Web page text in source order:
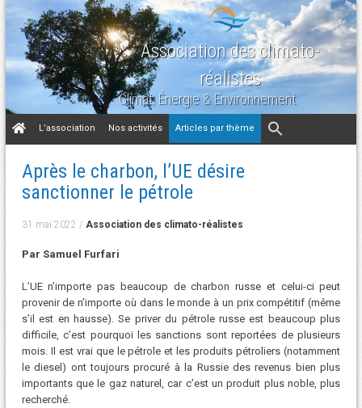
Association des climato-
réalistes
Climat, Énergie & Environnement
Aller
au
L’association Nos activités Articles par thème
Après le charbon, l’UE désire
sanctionner le pétrole
31 mai 2022 / Association des climato-réalistes
Par Samuel Furfari
L’UE n’importe pas beaucoup de charbon russe et celui-ci peut
provenir de n’importe où dans le monde à un prix compétitif (même
s’il est en hausse). Se priver du pétrole russe est beaucoup plus
difficile, c’est pourquoi les sanctions sont reportées de plusieurs
mois. Il est vrai que le pétrole et les produits pétroliers (notamment
le diesel) ont toujours procuré à la Russie des revenus bien plus
importants que le gaz naturel, car c’est un produit plus noble, plus
recherché.